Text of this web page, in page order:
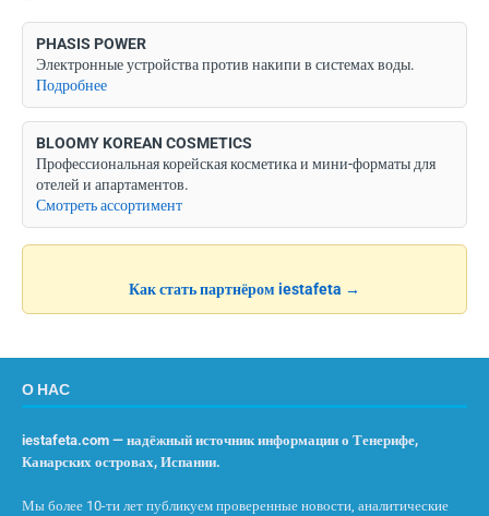
PHASIS POWER
Электронные устройства против накипи в системах воды.
Подробнее
BLOOMY KOREAN COSMETICS
Профессиональная корейская косметика и мини-форматы для
отелей и апартаментов.
Смотреть ассортимент
Как стать партнёром iestafeta →
О НАС
iestafeta.com — надёжный источник информации о Тенерифе,
Канарских островах, Испании.
Мы более 10-ти лет публикуем проверенные новости, аналитические